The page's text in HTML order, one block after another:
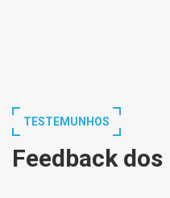
TESTEMUNHOS
Feedback